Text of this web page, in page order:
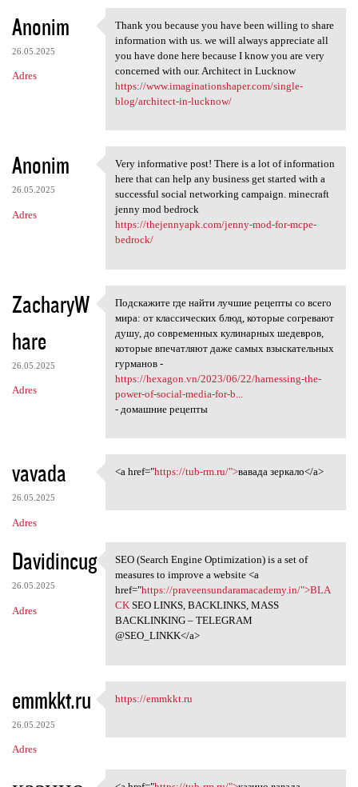
Anonim
26.05.2025
Adres
Thank you because you have
Thank you because you have been willing to share
information with us. we will always appreciate all
you have done here because I know you are very
concerned with our. Architect in Lucknow
https://www.imaginationshaper.com/single-
blog/architect-in-lucknow/
Anonim
26.05.2025
Adres
Very informative post! There
Very informative post! There is a lot of information
here that can help any business get started with a
successful social networking campaign. minecraft
jenny mod bedrock
https://thejennyapk.com/jenny-mod-for-mcpe-
bedrock/
ZacharyW
hare
26.05.2025
Adres
Подскажите где найти лучшие
Подскажите где найти лучшие рецепты со всего
мира: от классических блюд, которые согревают
душу, до современных кулинарных шедевров,
которые впечатляют даже самых взыскательных
гурманов -
https://hexagon.vn/2023/06/22/harnessing-the-
power-of-social-media-for-b...
- домашние рецепты
vavada
26.05.2025
Adres
<a href="https://tub-rm.ru/"
<a href="https://tub-rm.ru/">вавада зеркало</a>
Davidincug
26.05.2025
Adres
SEO (Search Engine
SEO (Search Engine Optimization) is a set of
measures to improve a website <a
href="https://praveensundaramacademy.in/">BLA
CKSEO LINKS, BACKLINKS, MASS
BACKLINKING – TELEGRAM
@SEO_LINKK</a>
emmkkt.ru
26.05.2025
Adres
https://emmkkt.ru
https://emmkkt.ru